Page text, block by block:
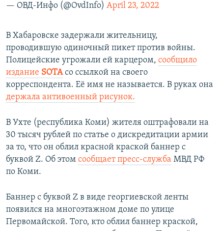
— ОВД-Инфо (@OvdInfo) April 23, 2022
В Хабаровске задержали жительницу,
проводившую одиночный пикет против войны.
Полицейские угрожали ей карцером, сообщило
издание SOTAсо ссылкой на своего
корреспондента. Её имя не называется. В руках она
держала антивоенный рисунок.
В Ухте (республика Коми) жителя оштрафовали на
30 тысяч рублей по статье о дискредитации армии
за то, что он облил красной краской баннер с
буквой Z. Об этом сообщает пресс-служба МВД РФ
по Коми.
Баннер с буквой Z в виде георгиевской ленты
появился на многоэтажном доме по улице
Первомайской. Того, кто облил баннер краской,